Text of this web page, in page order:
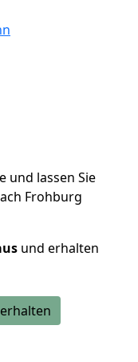
und lassen Sie
Frohburg
und erhalten